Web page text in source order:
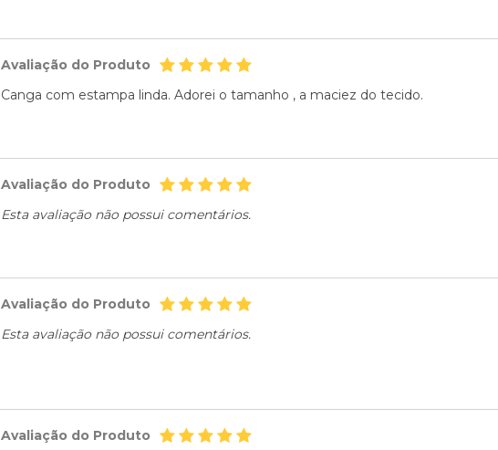
Avaliação do Produto
Canga com estampa linda. Adorei o tamanho , a maciez do tecido.
Avaliação do Produto
Esta avaliação não possui comentários.
Avaliação do Produto
Esta avaliação não possui comentários.
Avaliação do Produto